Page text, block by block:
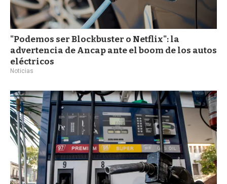
"Podemos ser Blockbuster o Netflix": la
advertencia de Ancap ante el boom de los autos
eléctricos
Noticias